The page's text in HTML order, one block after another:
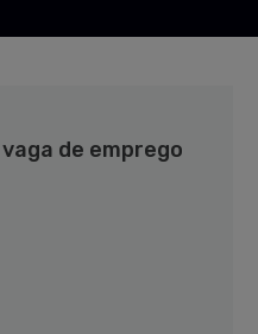
de emprego